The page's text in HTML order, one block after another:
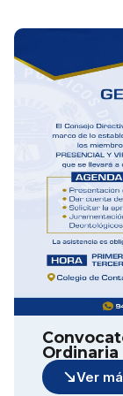
Ordinaria
Ver